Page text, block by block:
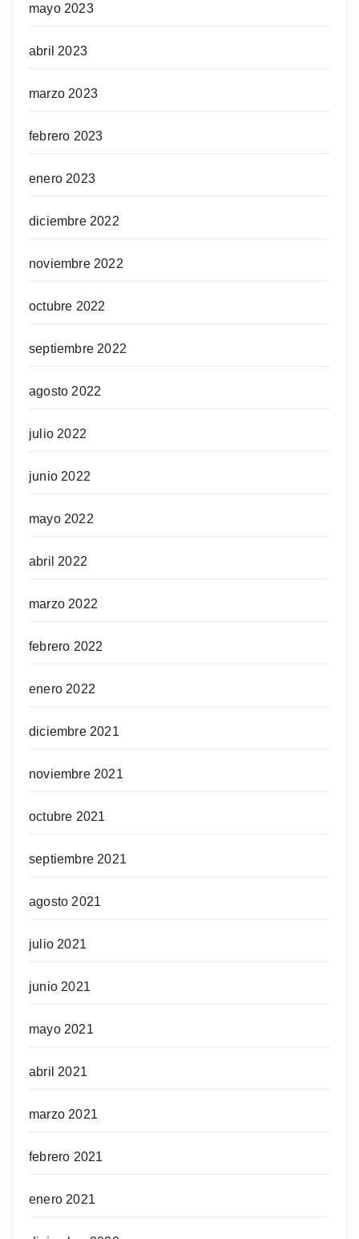
mayo 2023
abril 2023
marzo 2023
febrero 2023
enero 2023
diciembre 2022
noviembre 2022
octubre 2022
septiembre 2022
agosto 2022
julio 2022
junio 2022
mayo 2022
abril 2022
marzo 2022
febrero 2022
enero 2022
diciembre 2021
noviembre 2021
octubre 2021
septiembre 2021
agosto 2021
julio 2021
junio 2021
mayo 2021
abril 2021
marzo 2021
febrero 2021
enero 2021